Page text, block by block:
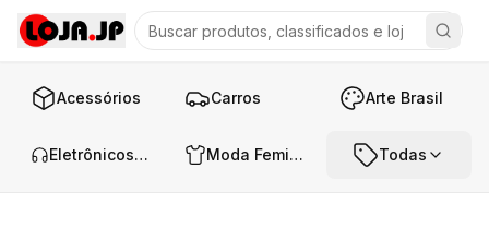
Acessórios Carros Arte Brasil
Eletrônicos e Áudio Moda Feminina Todas